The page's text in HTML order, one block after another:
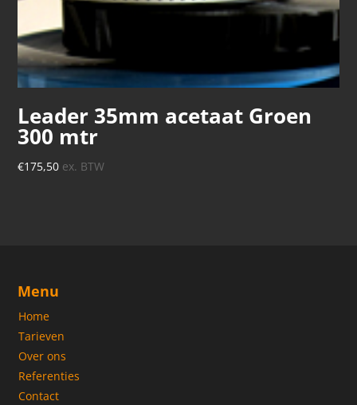
Leader 35mm acetaat Groen
300 mtr
€175,50 ex. BTW
Menu
Home
Tarieven
Over ons
Referenties
Contact